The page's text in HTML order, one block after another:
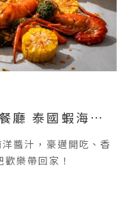
廳 泰國蝦海鮮
醬汁，豪邁開吃、香
樂帶回家！